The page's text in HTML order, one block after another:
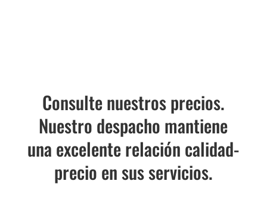
Consulte nuestros precios.
Nuestro despacho mantiene
una excelente relación calidad-
precio en sus servicios.